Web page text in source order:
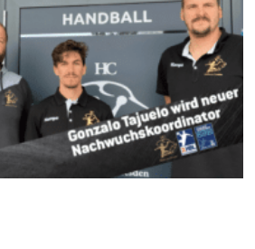
a
m
s
t